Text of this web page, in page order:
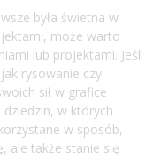
była świetna w
może warto
lub projektami. Jeśli
rysowanie czy
sił w grafice
w których
w sposób,
ale także stanie się